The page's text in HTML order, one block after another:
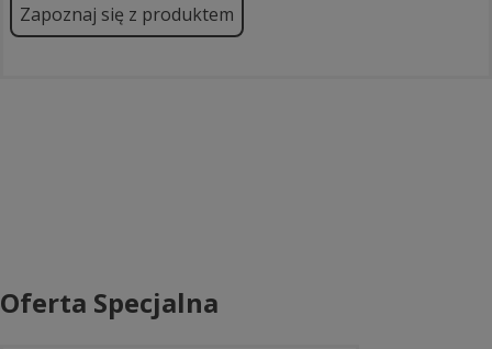
Zapoznaj się z produktem
Oferta Specjalna